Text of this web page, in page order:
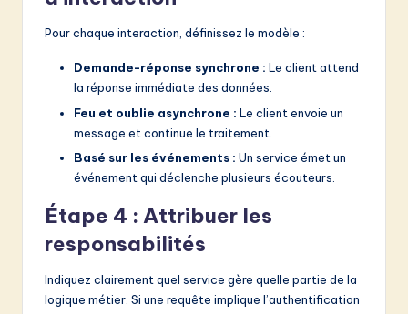
Pour chaque interaction, définissez le modèle :
Demande-réponse synchrone : Le client attend
la réponse immédiate des données.
Feu et oublie asynchrone : Le client envoie un
message et continue le traitement.
Basé sur les événements : Un service émet un
événement qui déclenche plusieurs écouteurs.
Étape 4 : Attribuer les
responsabilités
Indiquez clairement quel service gère quelle partie de la
logique métier. Si une requête implique l’authentification